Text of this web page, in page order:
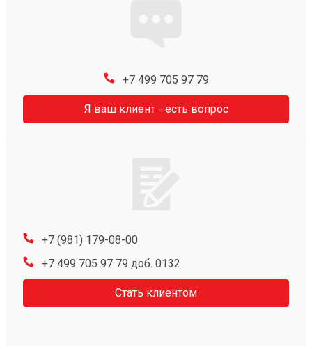
+7 499 705 97 79
Я ваш клиент - есть вопрос
+7 (981) 179-08-00
+7 499 705 97 79 доб. 0132
Стать клиентом